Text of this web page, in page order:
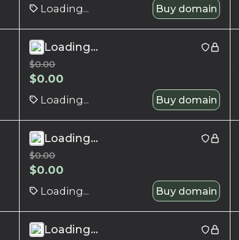
Loading... Buy domain
Loading...
$0.00
$0.00
Loading... Buy domain
Loading...
$0.00
$0.00
Loading... Buy domain
Loading...